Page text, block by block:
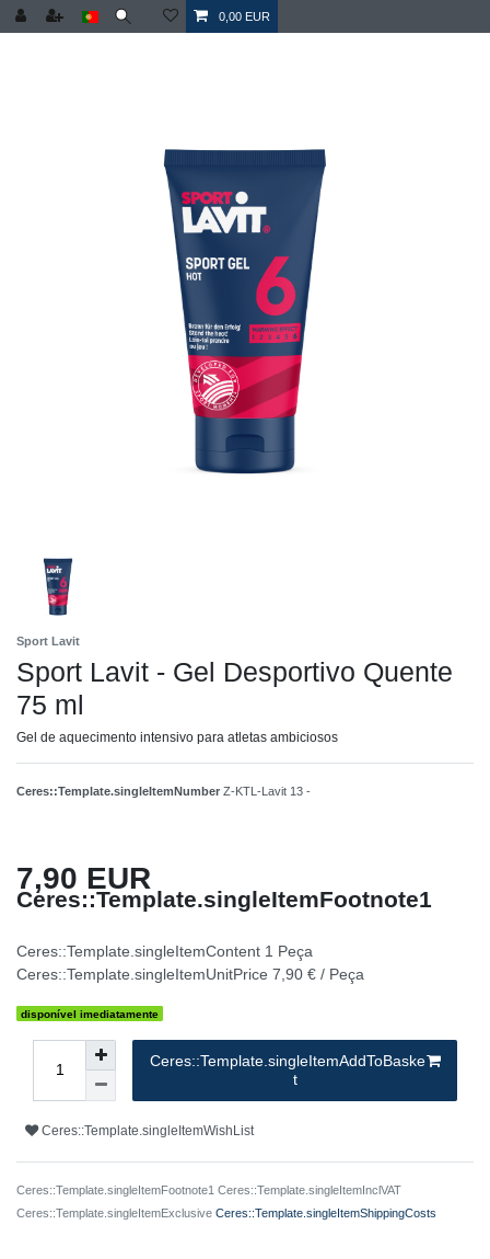
0,00 EUR
Sport Lavit
Sport Lavit - Gel Desportivo Quente
75 ml
Gel de aquecimento intensivo para atletas ambiciosos
Ceres::Template.singleItemNumber Z-KTL-Lavit 13 -
7,90 EUR
Ceres::Template.singleItemFootnote1
Ceres::Template.singleItemContent 1 Peça
Ceres::Template.singleItemUnitPrice 7,90 € / Peça
disponível imediatamente
Ceres::Template.singleItemAddToBaske
t
Ceres::Template.singleItemWishList
Ceres::Template.singleItemFootnote1 Ceres::Template.singleItemInclVAT
Ceres::Template.singleItemExclusive Ceres::Template.singleItemShippingCosts